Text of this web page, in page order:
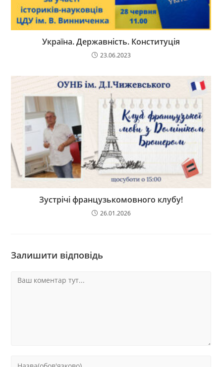
Україна. Державність. Конституція
23.06.2023
Зустрічі французькомовного клубу!
26.01.2026
Залишити відповідь